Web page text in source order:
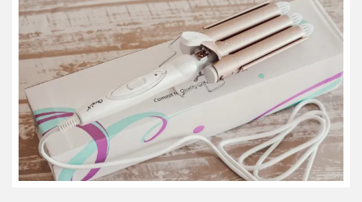
Comparatif :
les
sacs
Monceau
et
Mini
Marly
Ateliers
Auguste,
lequel
choisir
?